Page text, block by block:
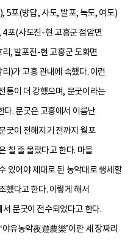
5포(방답, 사도, 발포, 녹도, 여도)
포(사도진-현 고흥군 점암면
, 발포진-현 고흥군 도화면
)가 고흥 관내에 속했다. 이런
통이 더 강했으며, 문굿이라는
다. 문굿은 고흥에서 이름난
굿이 전해지기 전까지 월포
칠 줄 몰랐다고 한다. 마을
있어야 제대로 된 농악대로 행세할
했다고 한다. 이렇게 해서
문굿이 전수되었다고 한다.
유농악夜遊農樂’이란 세 장짜리